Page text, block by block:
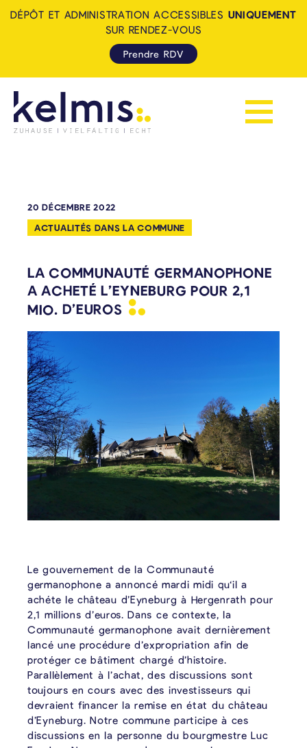
Afficher la
DÉPÔT ET ADMINISTRATION ACCESSIBLES UNIQUEMENT
SUR RENDEZ-VOUS
Prendre RDV
20 DÉCEMBRE 2022
ACTUALITÉS DANS LA COMMUNE
LA COMMUNAUTÉ GERMANOPHONE
A ACHETÉ L’EYNEBURG POUR 2,1
MIO. D’EUROS
Le gouvernement de la Communauté
germanophone a annoncé mardi midi qu‘il a
achéte le château d’Eyneburg à Hergenrath pour
2,1 millions d’euros. Dans ce contexte, la
Communauté germanophone avait dernièrement
lancé une procédure d’expropriation afin de
protéger ce bâtiment chargé d’histoire.
Parallèlement à l’achat, des discussions sont
toujours en cours avec des investisseurs qui
devraient financer la remise en état du château
d’Eyneburg. Notre commune participe à ces
discussions en la personne du bourgmestre Luc